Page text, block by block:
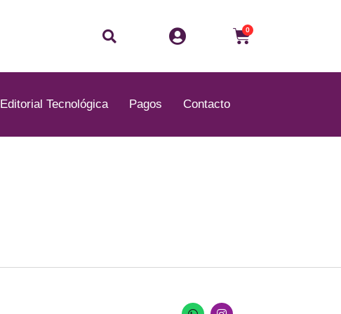
Buscar 0
Carrito
Editorial Tecnológica Pagos Contacto
W
I